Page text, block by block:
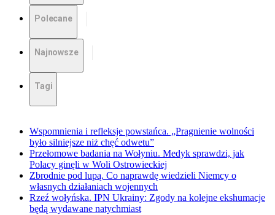
Polecane
Najnowsze
Tagi
Wspomnienia i refleksje powstańca. „Pragnienie wolności
było silniejsze niż chęć odwetu”
Przełomowe badania na Wołyniu. Medyk sprawdzi, jak
Polacy ginęli w Woli Ostrowieckiej
Zbrodnie pod lupą. Co naprawdę wiedzieli Niemcy o
własnych działaniach wojennych
Rzeź wołyńska. IPN Ukrainy: Zgody na kolejne ekshumacje
będą wydawane natychmiast